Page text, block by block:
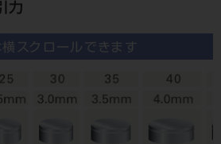
力
横スクロールできます